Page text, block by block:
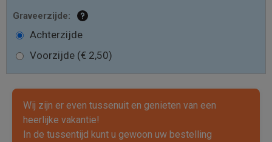
Graveerzijde:
Achterzijde
Voorzijde (€ 2,50)
Wij zijn er even tussenuit en genieten van een
heerlijke vakantie!
In de tussentijd kunt u gewoon uw bestelling